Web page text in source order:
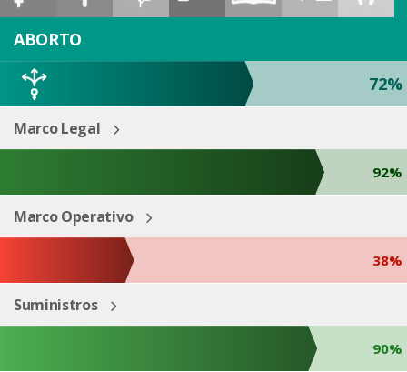
ESP ENG
ABORTO
72%
Marco Legal
92%
Marco Operativo
38%
Suministros
90%